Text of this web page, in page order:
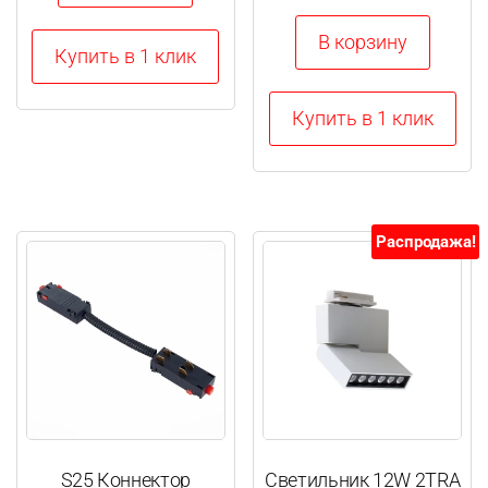
Купить в 1 клик
В корзину
Купить в 1 клик
S25 Коннектор
Распродажа!
Светильник 12W 2TRA